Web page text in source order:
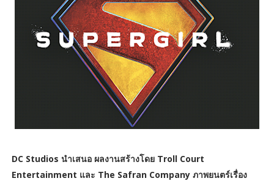
DC Studios นำเสนอ ผลงานสร้างโดย Troll Court
Entertainment และ The Safran Company ภาพยนตร์เรื่อง